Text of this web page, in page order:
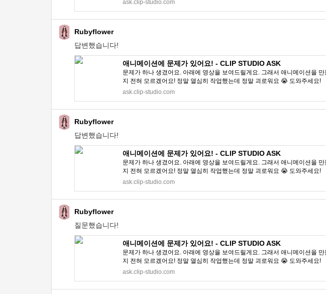
ask.clip-studio.com
Rubyflower
답변했습니다!
애니메이션에 문제가 있어요! - CLIP STUDIO ASK
문제가 하나 생겼어요. 아래에 영상을 보여드릴게요. 그래서 애니메이션을
지 전혀 모르겠어요! 정말 열심히 작업했는데 정말 괴로워요 😭 도와주세요!
ask.clip-studio.com
Rubyflower
답변했습니다!
애니메이션에 문제가 있어요! - CLIP STUDIO ASK
문제가 하나 생겼어요. 아래에 영상을 보여드릴게요. 그래서 애니메이션을
지 전혀 모르겠어요! 정말 열심히 작업했는데 정말 괴로워요 😭 도와주세요!
ask.clip-studio.com
Rubyflower
질문했습니다!
애니메이션에 문제가 있어요! - CLIP STUDIO ASK
문제가 하나 생겼어요. 아래에 영상을 보여드릴게요. 그래서 애니메이션을
지 전혀 모르겠어요! 정말 열심히 작업했는데 정말 괴로워요 😭 도와주세요!
ask.clip-studio.com